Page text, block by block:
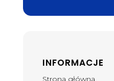
INFORMACJE
Strona główna